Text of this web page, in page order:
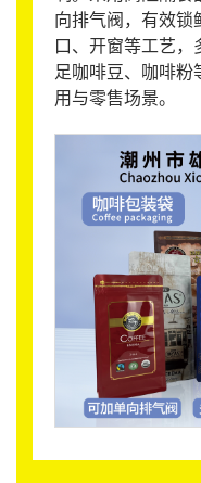
向排气阀，有效锁
口、开窗等工艺
足咖啡豆、咖啡粉
用与零售场景。